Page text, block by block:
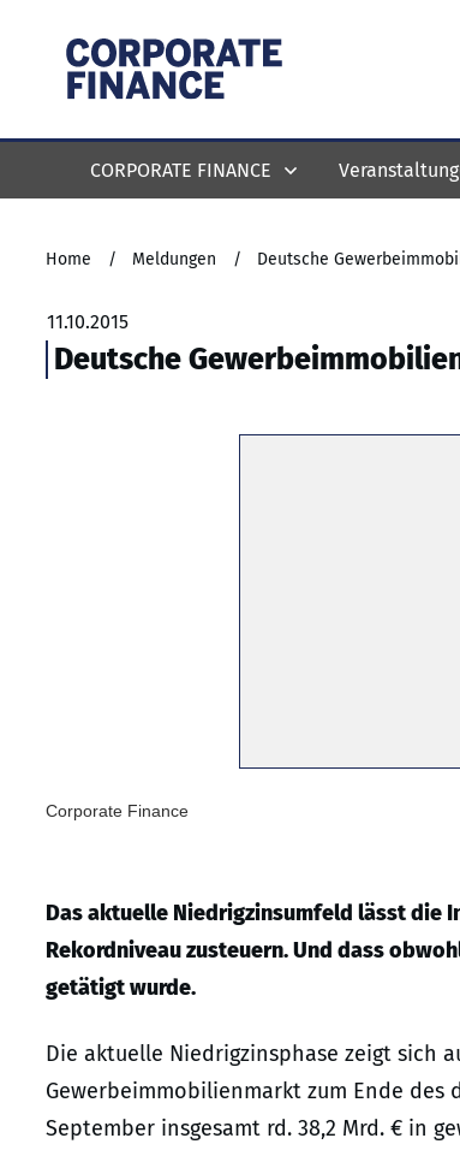
CORPORATE FINANCE
Home / Meldungen / Deutsche
11.10.2015
Deutsche
Corporate Finance
Das aktuelle Niedrigzinsumfeld lässt die
Rekordniveau zusteuern. Und dass
getätigt wurde.
Die aktuelle Niedrigzinsphase zeigt sich
Gewerbeimmobilienmarkt zum Ende des
September insgesamt rd. 38,2 Mrd. € in